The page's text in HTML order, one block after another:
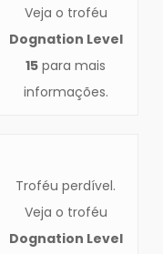
Veja o troféu
Dognation Level
15 para mais
informações.
Troféu perdível.
Veja o troféu
Dognation Level